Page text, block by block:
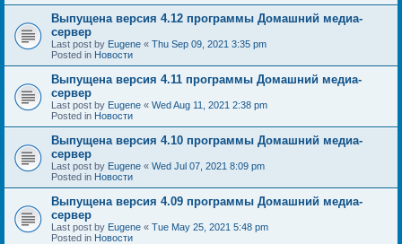
Выпущена версия 4.12 программы Домашний медиа-
сервер
Last post by Eugene « Thu Sep 09, 2021 3:35 pm
Posted in Новости
Выпущена версия 4.11 программы Домашний медиа-
сервер
Last post by Eugene « Wed Aug 11, 2021 2:38 pm
Posted in Новости
Выпущена версия 4.10 программы Домашний медиа-
сервер
Last post by Eugene « Wed Jul 07, 2021 8:09 pm
Posted in Новости
Выпущена версия 4.09 программы Домашний медиа-
сервер
Last post by Eugene « Tue May 25, 2021 5:48 pm
Posted in Новости